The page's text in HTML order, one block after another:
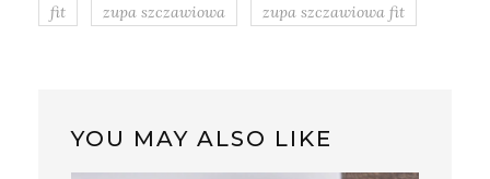
fit zupa szczawiowa zupa szczawiowa fit
YOU MAY ALSO LIKE